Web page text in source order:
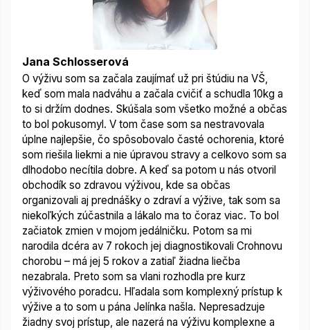
Jana Schlosserová
O výživu som sa začala zaujímať už pri štúdiu na VŠ,
keď som mala nadváhu a začala cvičiť a schudla 10kg a
to si držím dodnes. Skúšala som všetko možné a občas
to bol pokusomyl. V tom čase som sa nestravovala
úplne najlepšie, čo spôsobovalo časté ochorenia, ktoré
som riešila liekmi a nie úpravou stravy a celkovo som sa
dlhodobo necítila dobre. A keď sa potom u nás otvoril
obchodík so zdravou výživou, kde sa občas
organizovali aj prednášky o zdraví a výžive, tak som sa
niekoľkých zúčastnila a lákalo ma to čoraz viac. To bol
začiatok zmien v mojom jedálničku. Potom sa mi
narodila dcéra av 7 rokoch jej diagnostikovali Crohnovu
chorobu – má jej 5 rokov a zatiaľ žiadna liečba
nezabrala. Preto som sa vlani rozhodla pre kurz
výživového poradcu. Hľadala som komplexný prístup k
výžive a to som u pána Jelínka našla. Nepresadzuje
žiadny svoj prístup, ale nazerá na výživu komplexne a